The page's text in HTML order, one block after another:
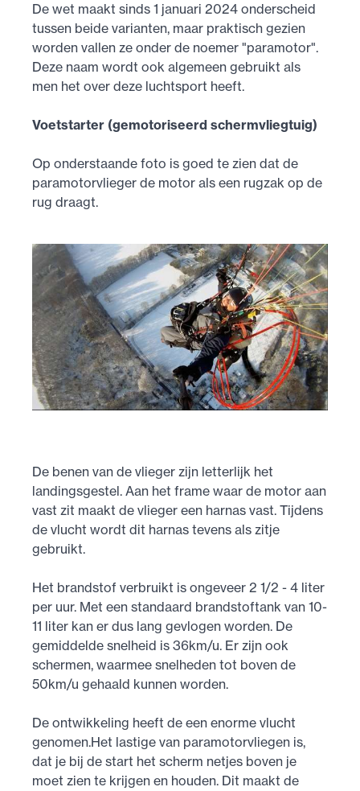
De wet maakt sinds 1 januari 2024 onderscheid
tussen beide varianten, maar praktisch gezien
worden vallen ze onder de noemer "paramotor".
Deze naam wordt ook algemeen gebruikt als
men het over deze luchtsport heeft.
Voetstarter (gemotoriseerd schermvliegtuig)
Op onderstaande foto is goed te zien dat de
paramotorvlieger de motor als een rugzak op de
rug draagt.
De benen van de vlieger zijn letterlijk het
landingsgestel. Aan het frame waar de motor aan
vast zit maakt de vlieger een harnas vast. Tijdens
de vlucht wordt dit harnas tevens als zitje
gebruikt.
Het brandstof verbruikt is ongeveer 2 1/2 - 4 liter
per uur. Met een standaard brandstoftank van 10-
11 liter kan er dus lang gevlogen worden. De
gemiddelde snelheid is 36km/u. Er zijn ook
schermen, waarmee snelheden tot boven de
50km/u gehaald kunnen worden.
De ontwikkeling heeft de een enorme vlucht
genomen.Het lastige van paramotorvliegen is,
dat je bij de start het scherm netjes boven je
moet zien te krijgen en houden. Dit maakt de